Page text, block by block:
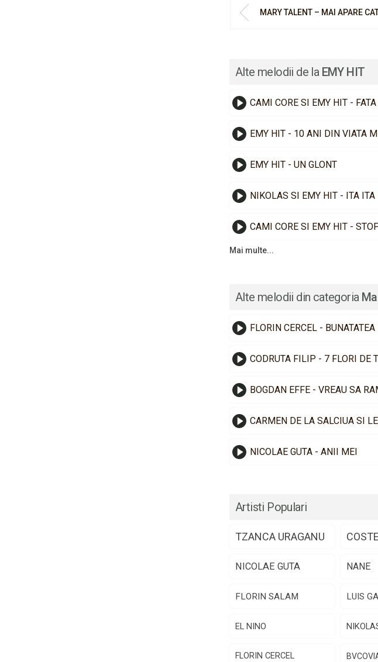
MARY TALENT – MAI APARE
Alte melodii de la EMY HIT
CAMI CORE SI EMY HIT -
EMY HIT - 10 ANI DIN VIATA
EMY HIT - UN GLONT
NIKOLAS SI EMY HIT - ITA
CAMI CORE SI EMY HIT -
Mai multe...
Alte melodii din categoria
FLORIN CERCEL -
CODRUTA FILIP - 7 FLORI DE
BOGDAN EFFE - VREAU SA
CARMEN DE LA SALCIUA SI
NICOLAE GUTA - ANII MEI
Artisti Populari
TZANCA URAGANU
NICOLAE GUTA NANE
FLORIN SALAM LUIS
EL NINO
FLORIN CERCEL